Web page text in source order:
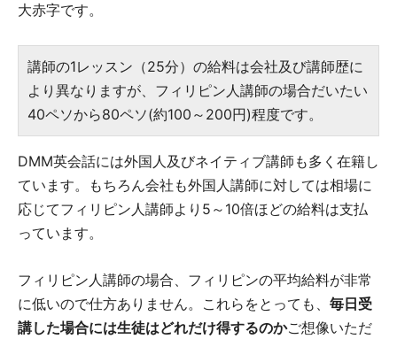
大赤字です。
講師の1レッスン（25分）の給料は会社及び講師歴に
より異なりますが、フィリピン人講師の場合だいたい
40ペソから80ペソ(約100～200円)程度です。
DMM英会話には外国人及びネイティブ講師も多く在籍し
ています。もちろん会社も外国人講師に対しては相場に
応じてフィリピン人講師より5～10倍ほどの給料は支払
っています。
フィリピン人講師の場合、フィリピンの平均給料が非常
に低いので仕方ありません。これらをとっても、 毎日受
講した場合には生徒はどれだけ得するのかご想像いただ